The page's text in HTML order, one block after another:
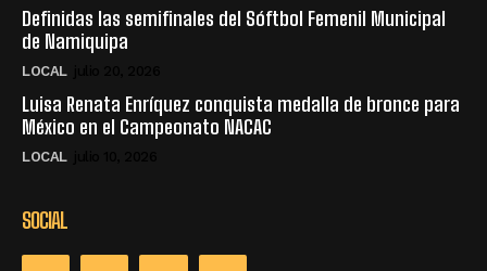
Definidas las semifinales del Sóftbol Femenil Municipal
de Namiquipa
LOCAL
Luisa Renata Enríquez conquista medalla de bronce para
México en el Campeonato NACAC
LOCAL
SOCIAL